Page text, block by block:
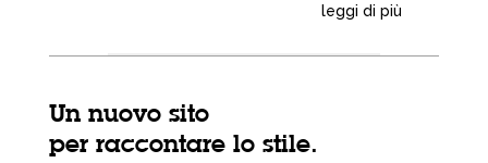
leggi di più
Un nuovo sito
per raccontare lo stile.